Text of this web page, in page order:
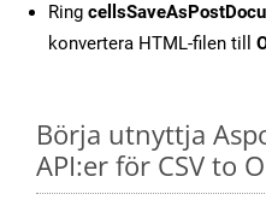
Ring
konvertera HTML-filen till
Börja utnyttja
API:er för CSV to